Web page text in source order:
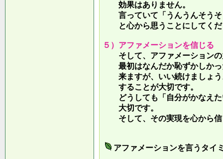
効果はありません。
言っていて 「うんうんそう
と心から思うことにしてくだ
５）アファメーションを信じる
そして、アファメーションの
最初はなんだか恥ずかしかっ
来ますが、いい続けましょう
することが大切です。
どうしても「自分がかなえた
大切です。
そして、その実現を心から信
アファメーションを言うタイ